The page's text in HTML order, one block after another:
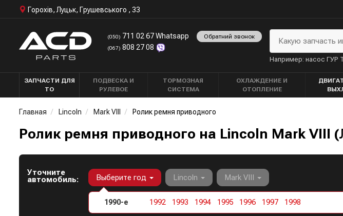
Горохів, Луцьк, Грушевського , 33
(050) 711 02 67 Whatsapp
(067) 808 27 08
Обратний звонок Какую запчасть
Например: насос ГУР
ЗАПЧАСТИ ДЛЯ
ТО
ПОДВЕСКА И
РУЛЕВОЕ
ТОРМОЗНАЯ
СИСТЕМА
ОХЛАЖДЕНИЕ И
ОТОПЛЕНИЕ
Главная Lincoln Mark VIII Ролик ремня приводного
Ролик ремня приводного на Lincoln Mark VIII
Уточните
автомобиль: Выберите год
1990-е 1992 1993 1994 1995 1996 1997 1998
Lincoln Mark VIII